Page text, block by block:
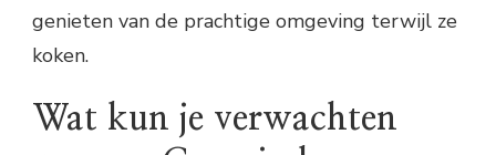
genieten van de prachtige omgeving terwijl ze
koken.
Wat kun je verwachten